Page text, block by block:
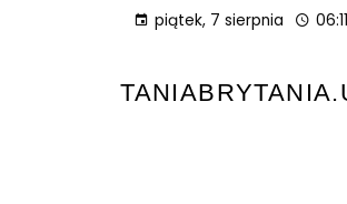
piątek, 7 sierpnia